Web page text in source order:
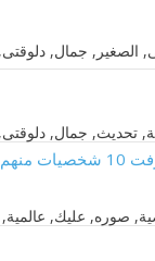
صوره تضم 100 شخصية عالمية اذا عرفت 10